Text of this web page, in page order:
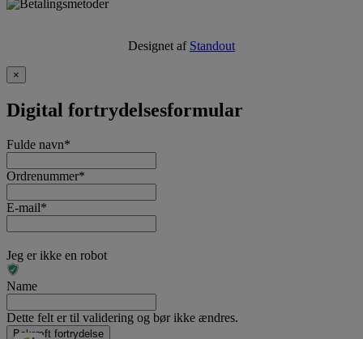
Designet af Standout
×
Digital fortrydelsesformular
Fulde navn*
Ordrenummer*
E-mail*
Jeg er ikke en robot
Name
Dette felt er til validering og bør ikke ændres.